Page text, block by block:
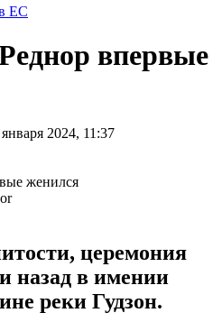
ЕС
впервые
2024, 11:37
церемония
назад в имении
реки Гудзон.